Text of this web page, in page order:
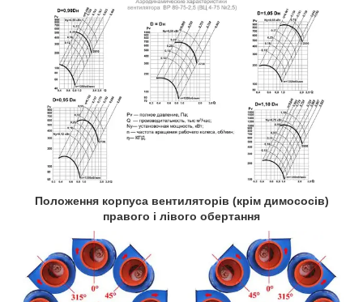
Положення корпуса вентиляторів (крім димососів)
правого і лівого обертання